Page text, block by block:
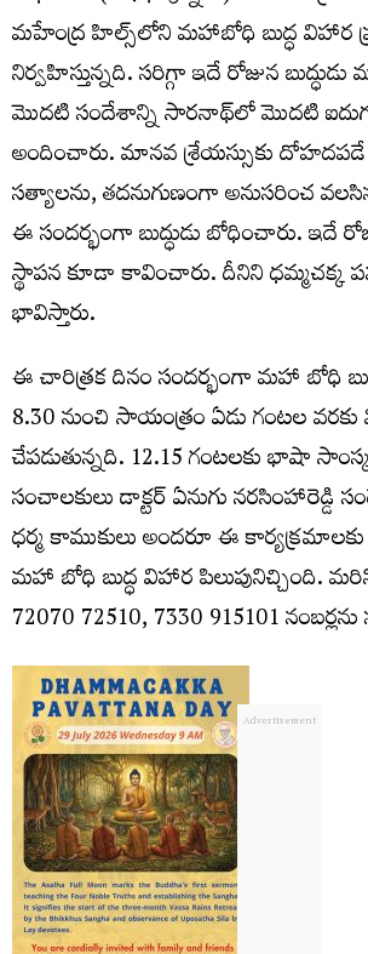
మహేంద్ర హిల్స్‌లోని మహాబోధి బుద్ధ విహార
నిర్వహిస్తున్నది. సరిగ్గా ఇదే రోజున
మొదటి సందేశాన్ని సారనాథ్‌లో మొదటి
అందించారు. మానవ శ్రేయస్సుకు
సత్యాలను, తదనుగుణంగా అనుసరించ
ఈ సందర్భంగా బుద్ధుడు బోధించారు. ఇదే
స్థాపన కూడా కావించారు. దీనిని ధమ్మచక్క
భావిస్తారు.
ఈ చారిత్రక దినం సందర్భంగా మహా బోధి
8.30 నుంచి సాయంత్రం ఏడు గంటల
చేపడుతున్నది. 12.15 గంటలకు భాషా
సంచాలకులు డాక్టర్ ఏనుగు నరసింహారెడ్డి
ధర్మ కాముకులు అందరూ ఈ
మహా బోధి బుద్ధ విహార పిలుపునిచ్చింది.
72070 72510‬‬‬‬, ‪‪‪7330 915101